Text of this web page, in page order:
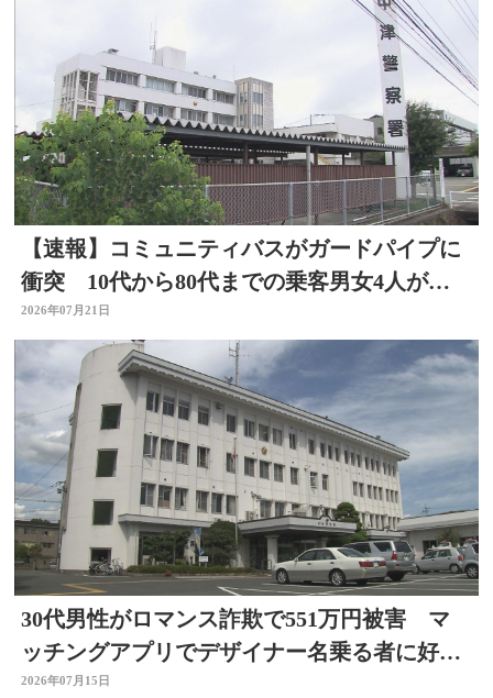
【速報】コミュニティバスがガードパイプに
衝突 10代から80代までの乗客男女4人が病
院に搬送
2026年07月21日
30代男性がロマンス詐欺で551万円被害 マ
ッチングアプリでデザイナー名乗る者に好意
抱く 大分
2026年07月15日